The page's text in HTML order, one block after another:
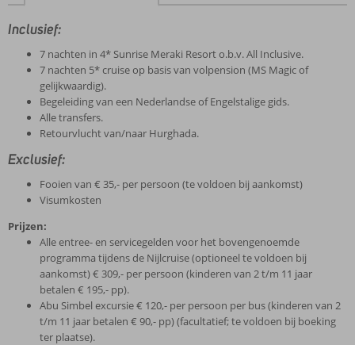
Inclusief:
7 nachten in 4* Sunrise Meraki Resort o.b.v. All Inclusive.
7 nachten 5* cruise op basis van volpension (MS Magic of
gelijkwaardig).
Begeleiding van een Nederlandse of Engelstalige gids.
Alle transfers.
Retourvlucht van/naar Hurghada.
Exclusief:
Fooien van € 35,- per persoon (te voldoen bij aankomst)
Visumkosten
Prijzen:
Alle entree- en servicegelden voor het bovengenoemde
programma tijdens de Nijlcruise (optioneel te voldoen bij
aankomst) € 309,- per persoon (kinderen van 2 t/m 11 jaar
betalen € 195,- pp).
Abu Simbel excursie € 120,- per persoon per bus (kinderen van 2
t/m 11 jaar betalen € 90,- pp) (facultatief; te voldoen bij boeking
ter plaatse).